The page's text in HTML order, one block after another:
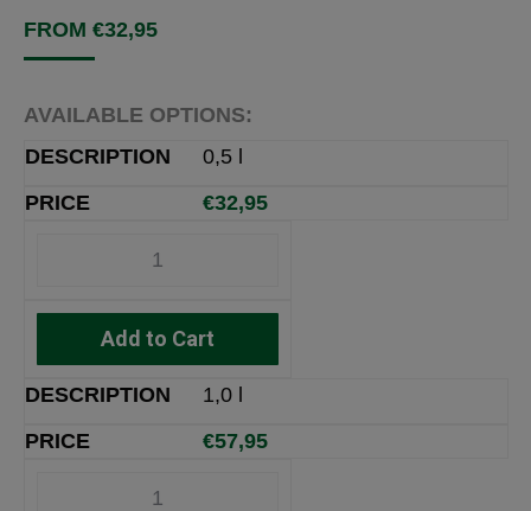
FROM €32,95
AVAILABLE OPTIONS:
0,5 l
€32,95
Add to Cart
1,0 l
€57,95